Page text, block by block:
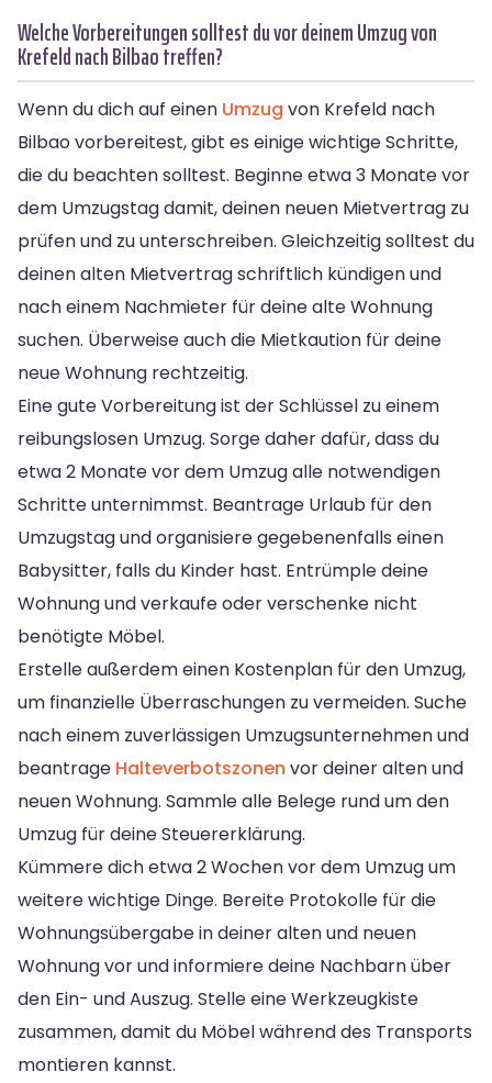
Welche Vorbereitungen solltest du vor deinem Umzug von
Krefeld nach Bilbao treffen?
Wenn du dich auf einen Umzug von Krefeld nach
Bilbao vorbereitest, gibt es einige wichtige Schritte,
die du beachten solltest. Beginne etwa 3 Monate vor
dem Umzugstag damit, deinen neuen Mietvertrag zu
prüfen und zu unterschreiben. Gleichzeitig solltest du
deinen alten Mietvertrag schriftlich kündigen und
nach einem Nachmieter für deine alte Wohnung
suchen. Überweise auch die Mietkaution für deine
neue Wohnung rechtzeitig.
Eine gute Vorbereitung ist der Schlüssel zu einem
reibungslosen Umzug. Sorge daher dafür, dass du
etwa 2 Monate vor dem Umzug alle notwendigen
Schritte unternimmst. Beantrage Urlaub für den
Umzugstag und organisiere gegebenenfalls einen
Babysitter, falls du Kinder hast. Entrümple deine
Wohnung und verkaufe oder verschenke nicht
benötigte Möbel.
Erstelle außerdem einen Kostenplan für den Umzug,
um finanzielle Überraschungen zu vermeiden. Suche
nach einem zuverlässigen Umzugsunternehmen und
beantrage Halteverbotszonen vor deiner alten und
neuen Wohnung. Sammle alle Belege rund um den
Umzug für deine Steuererklärung.
Kümmere dich etwa 2 Wochen vor dem Umzug um
weitere wichtige Dinge. Bereite Protokolle für die
Wohnungsübergabe in deiner alten und neuen
Wohnung vor und informiere deine Nachbarn über
den Ein- und Auszug. Stelle eine Werkzeugkiste
zusammen, damit du Möbel während des Transports
montieren kannst.